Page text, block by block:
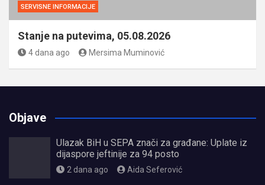
SERVISNE INFORMACIJE
Stanje na putevima, 05.08.2026
4 dana ago Mersima Muminović
Objave
Ulazak BiH u SEPA znači za građane: Uplate iz
dijaspore jeftinije za 94 posto
2 dana ago Aida Seferović